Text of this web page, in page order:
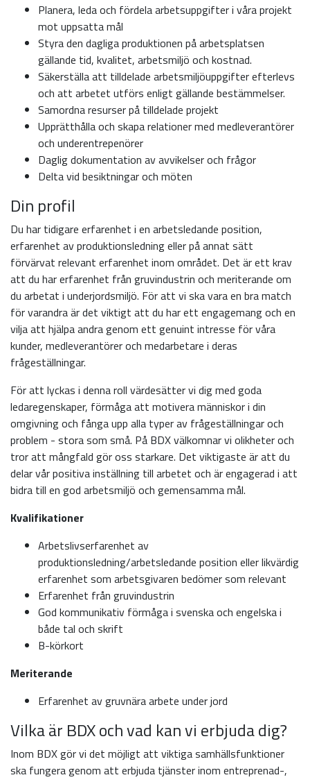
Planera, leda och fördela arbetsuppgifter i våra projekt
mot uppsatta mål
Styra den dagliga produktionen på arbetsplatsen
gällande tid, kvalitet, arbetsmiljö och kostnad.
Säkerställa att tilldelade arbetsmiljöuppgifter efterlevs
och att arbetet utförs enligt gällande bestämmelser.
Samordna resurser på tilldelade projekt
Upprätthålla och skapa relationer med medleverantörer
och underentrepenörer
Daglig dokumentation av avvikelser och frågor
Delta vid besiktningar och möten
Din profil
Du har tidigare erfarenhet i en arbetsledande position,
erfarenhet av produktionsledning eller på annat sätt
förvärvat relevant erfarenhet inom området. Det är ett krav
att du har erfarenhet från gruvindustrin och meriterande om
du arbetat i underjordsmiljö. För att vi ska vara en bra match
för varandra är det viktigt att du har ett engagemang och en
vilja att hjälpa andra genom ett genuint intresse för våra
kunder, medleverantörer och medarbetare i deras
frågeställningar.
För att lyckas i denna roll värdesätter vi dig med goda
ledaregenskaper, förmåga att motivera människor i din
omgivning och fånga upp alla typer av frågeställningar och
problem - stora som små. På BDX välkomnar vi olikheter och
tror att mångfald gör oss starkare. Det viktigaste är att du
delar vår positiva inställning till arbetet och är engagerad i att
bidra till en god arbetsmiljö och gemensamma mål.
Kvalifikationer
Arbetslivserfarenhet av
produktionsledning/arbetsledande position eller likvärdig
erfarenhet som arbetsgivaren bedömer som relevant
Erfarenhet från gruvindustrin
God kommunikativ förmåga i svenska och engelska i
både tal och skrift
B-körkort
Meriterande
Erfarenhet av gruvnära arbete under jord
Vilka är BDX och vad kan vi erbjuda dig?
Inom BDX gör vi det möjligt att viktiga samhällsfunktioner
ska fungera genom att erbjuda tjänster inom entreprenad-,